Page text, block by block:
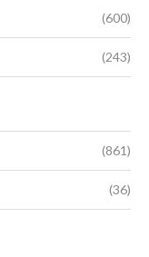
(600)
(243)
(861)
(36)